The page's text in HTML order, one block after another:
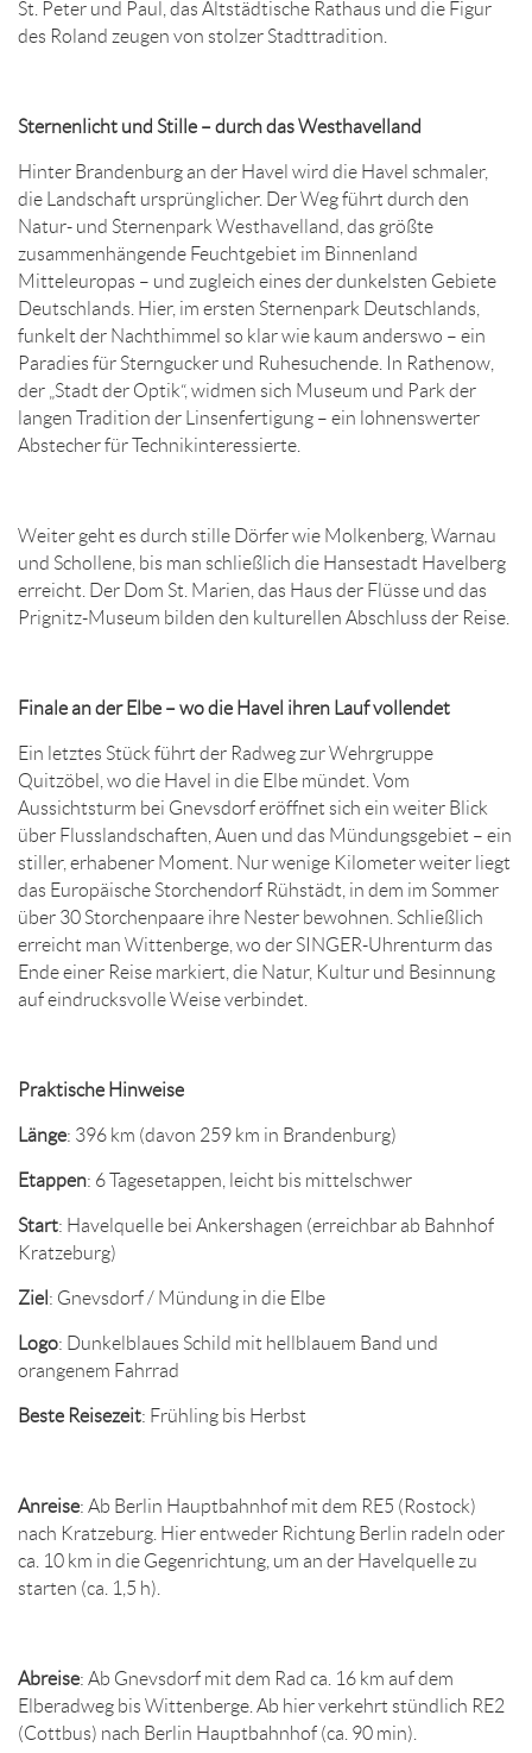
St. Peter und Paul, das Altstädtische Rathaus und die Figur
des Roland zeugen von stolzer Stadttradition.
Sternenlicht und Stille – durch das Westhavelland
Hinter Brandenburg an der Havel wird die Havel schmaler,
die Landschaft ursprünglicher. Der Weg führt durch den
Natur- und Sternenpark Westhavelland, das größte
zusammenhängende Feuchtgebiet im Binnenland
Mitteleuropas – und zugleich eines der dunkelsten Gebiete
Deutschlands. Hier, im ersten Sternenpark Deutschlands,
funkelt der Nachthimmel so klar wie kaum anderswo – ein
Paradies für Sterngucker und Ruhesuchende. In Rathenow,
der „Stadt der Optik“, widmen sich Museum und Park der
langen Tradition der Linsenfertigung – ein lohnenswerter
Abstecher für Technikinteressierte.
Weiter geht es durch stille Dörfer wie Molkenberg, Warnau
und Schollene, bis man schließlich die Hansestadt Havelberg
erreicht. Der Dom St. Marien, das Haus der Flüsse und das
Prignitz-Museum bilden den kulturellen Abschluss der Reise.
Finale an der Elbe – wo die Havel ihren Lauf vollendet
Ein letztes Stück führt der Radweg zur Wehrgruppe
Quitzöbel, wo die Havel in die Elbe mündet. Vom
Aussichtsturm bei Gnevsdorf eröffnet sich ein weiter Blick
über Flusslandschaften, Auen und das Mündungsgebiet – ein
stiller, erhabener Moment. Nur wenige Kilometer weiter liegt
das Europäische Storchendorf Rühstädt, in dem im Sommer
über 30 Storchenpaare ihre Nester bewohnen. Schließlich
erreicht man Wittenberge, wo der SINGER-Uhrenturm das
Ende einer Reise markiert, die Natur, Kultur und Besinnung
auf eindrucksvolle Weise verbindet.
Praktische Hinweise
Länge: 396 km (davon 259 km in Brandenburg)
Etappen: 6 Tagesetappen, leicht bis mittelschwer
Start: Havelquelle bei Ankershagen (erreichbar ab Bahnhof
Kratzeburg)
Ziel : Gnevsdorf / Mündung in die Elbe
Logo: Dunkelblaues Schild mit hellblauem Band und
orangenem Fahrrad
Beste Reisezeit: Frühling bis Herbst
Anreise: Ab Berlin Hauptbahnhof mit dem RE5 (Rostock)
nach Kratzeburg. Hier entweder Richtung Berlin radeln oder
ca. 10 km in die Gegenrichtung, um an der Havelquelle zu
starten (ca. 1,5 h).
Abreise: Ab Gnevsdorf mit dem Rad ca. 16 km auf dem
Elberadweg bis Wittenberge. Ab hier verkehrt stündlich RE2
(Cottbus) nach Berlin Hauptbahnhof (ca. 90 min).